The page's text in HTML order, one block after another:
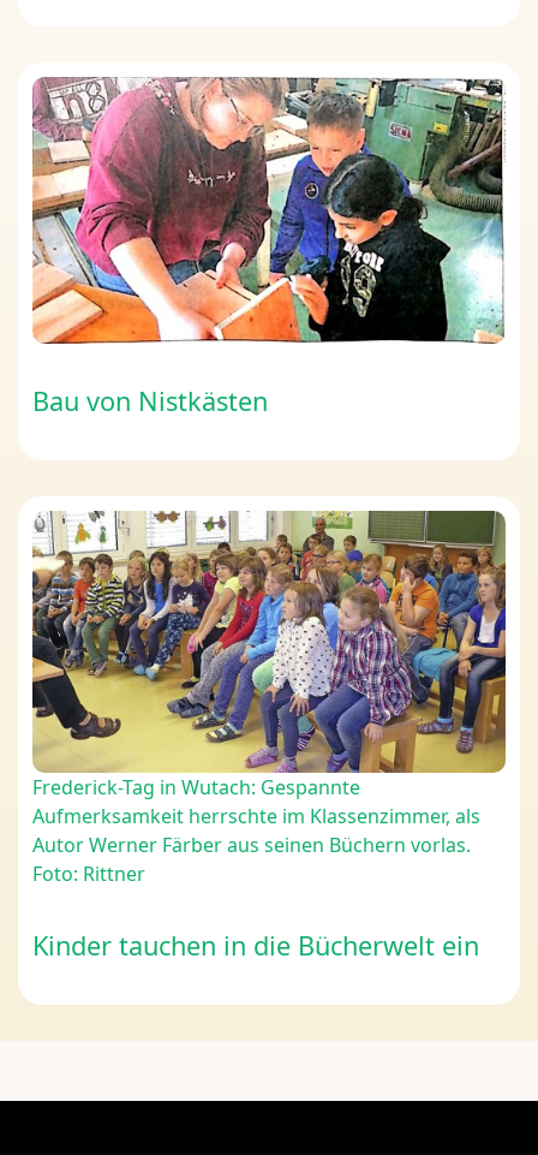
Bau von Nistkästen
Frederick-Tag in Wutach: Gespannte
Aufmerksamkeit herrschte im Klassenzimmer, als
Autor Werner Färber aus seinen Büchern vorlas.
Foto: Rittner
Kinder tauchen in die Bücherwelt ein